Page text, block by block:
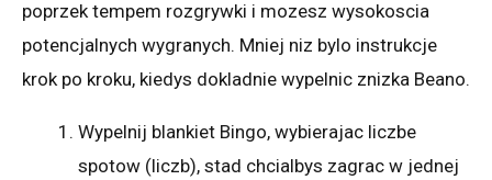
poprzek tempem rozgrywki i mozesz wysokoscia
potencjalnych wygranych. Mniej niz bylo instrukcje
krok po kroku, kiedys dokladnie wypelnic znizka Beano.
Wypelnij blankiet Bingo, wybierajac liczbe
spotow (liczb), stad chcialbys zagrac w jednej